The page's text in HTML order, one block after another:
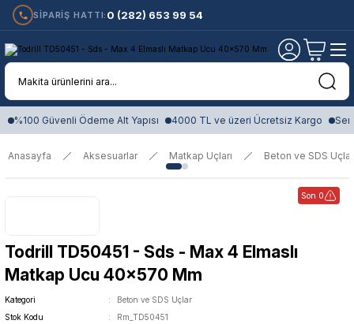
SİPARİŞ HATTI: 0 (282) 653 99 54
%100 Güvenli Ödeme Alt Yapısı 4000 TL ve üzeri Ücretsiz Kargo
Anasayfa Aksesuarlar Matkap Uçları Beton ve SDS Uçlar
Son 0
Todrill TD50451 - Sds - Max 4 Elmaslı
Matkap Ucu 40x570 Mm
Kategori
Beton ve SDS Uçlar
Stok Kodu
Rm_TD50451